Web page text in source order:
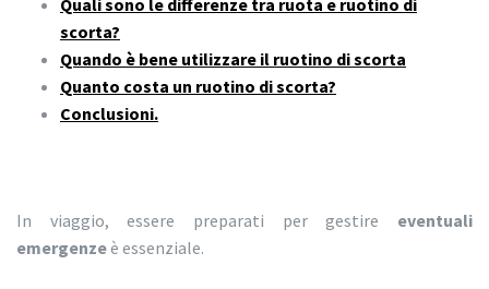
Quali sono le differenze tra ruota e ruotino di
scorta?
Quando è bene utilizzare il ruotino di scorta
Quanto costa un ruotino di scorta?
Conclusioni.
In viaggio, essere preparati per gestire eventuali
emergenzeè essenziale.